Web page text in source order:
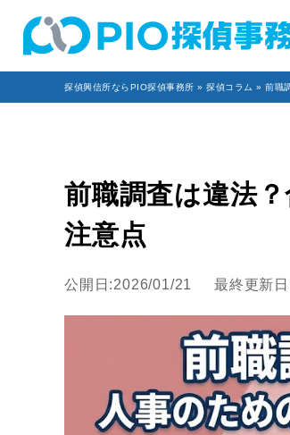
探偵興信所ならPIO探偵事務所 » 探偵コラム » 前職
前職調査は違法
注意点
公開日:2026/01/21 最終更新